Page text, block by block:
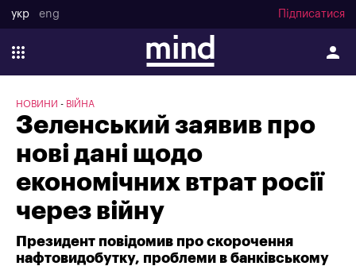
укр eng Підписатися
НОВИНИ ВІЙНА
Зеленський заявив про
нові дані щодо
економічних втрат росії
через війну
Президент повідомив про скорочення
нафтовидобутку, проблеми в банківському